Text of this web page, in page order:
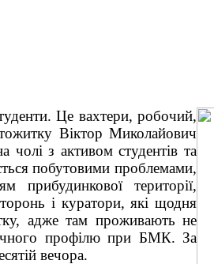
Це вахтери, робочий,
Віктор Миколайович
з активом студентів та
побутовими проблемами,
прибудинкової території,
і куратори, які щодня
адже там проживають не
профілю при БМК. За
вечора.